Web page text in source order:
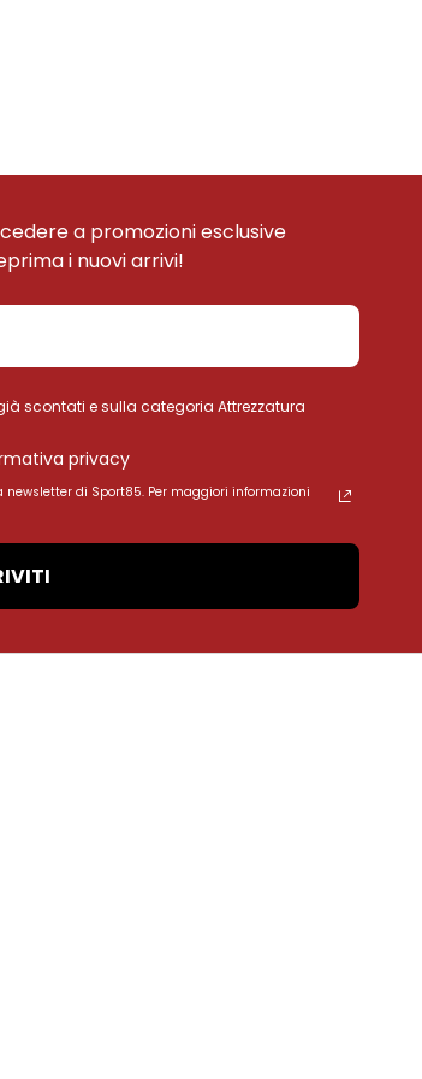
a promozioni esclusive
i nuovi arrivi!
scontati e sulla categoria Attrezzatura
privacy
di Sport85. Per maggiori informazioni